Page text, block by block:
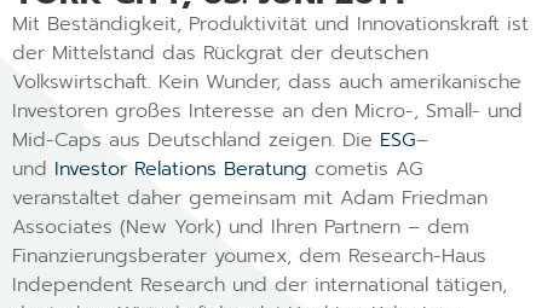
Mit Beständigkeit, Produktivität und Innovationskraft ist
der Mittelstand das Rückgrat der deutschen
Volkswirtschaft. Kein Wunder, dass auch amerikanische
Investoren großes Interesse an den Micro-, Small- und
Mid-Caps aus Deutschland zeigen. Die ESG–
und Investor Relations Beratung cometis AG
veranstaltet daher gemeinsam mit Adam Friedman
Associates (New York) und Ihren Partnern – dem
Finanzierungsberater youmex, dem Research-Haus
Independent Research und der international tätigen,